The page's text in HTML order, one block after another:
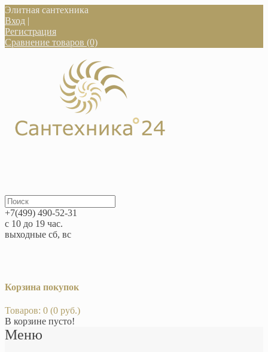
Элитная сантехника
Вход |
Регистрация
Сравнение товаров (0)
+7(499) 490-52-31
с 10 до 19 час.
выходные сб, вс
Корзина покупок
Товаров: 0 (0 руб.)
В корзине пусто!
Меню